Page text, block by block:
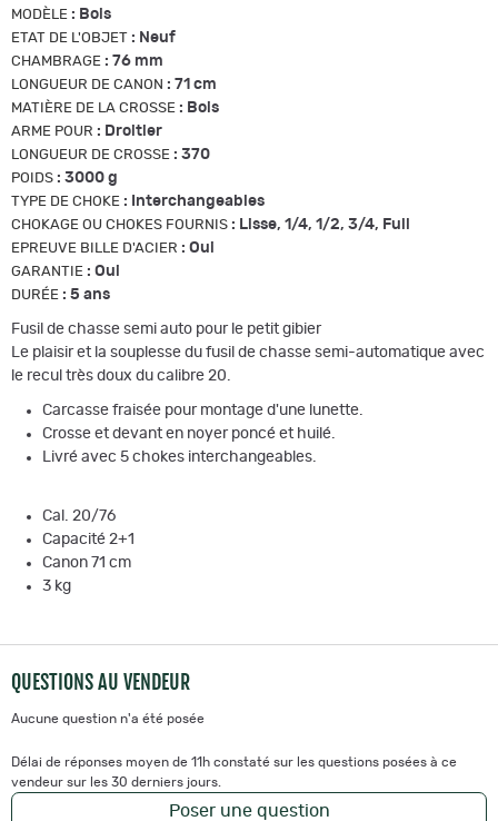
MODÈLE : Bois
ETAT DE L'OBJET : Neuf
CHAMBRAGE : 76 mm
LONGUEUR DE CANON : 71 cm
MATIÈRE DE LA CROSSE : Bois
ARME POUR : Droitier
LONGUEUR DE CROSSE : 370
POIDS : 3000 g
TYPE DE CHOKE : Interchangeables
CHOKAGE OU CHOKES FOURNIS : Lisse, 1/4, 1/2, 3/4, Full
EPREUVE BILLE D'ACIER : Oui
GARANTIE : Oui
DURÉE : 5 ans
Fusil de chasse semi auto pour le petit gibier
Le plaisir et la souplesse du fusil de chasse semi-automatique avec
le recul très doux du calibre 20.
Carcasse fraisée pour montage d'une lunette.
Crosse et devant en noyer poncé et huilé.
Livré avec 5 chokes interchangeables.
Cal. 20/76
Capacité 2+1
Canon 71 cm
3 kg
QUESTIONS AU VENDEUR
Aucune question n'a été posée
Délai de réponses moyen de 11h constaté sur les questions posées à ce
vendeur sur les 30 derniers jours.
Poser une question